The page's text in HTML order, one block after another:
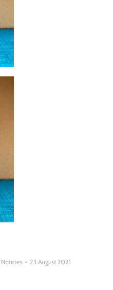
Notícies 23 August 2021